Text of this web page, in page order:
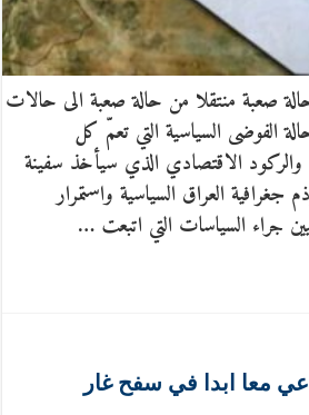
صعبة منتقلا من حالة صعبة الى حالات
الفوضى السياسية التي تعمّ كل
الاقتصادي الذي سيأخذ سفينة
جغرافية العراق السياسية واستمرار
جراء السياسات التي اتبعت …
معا ابدا في سفح غار